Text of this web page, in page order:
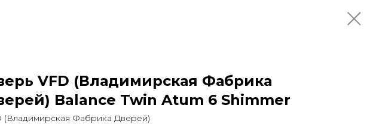
VFD (Владимирская Фабрика
Balance Twin Atum 6 Shimmer
(Владимирская Фабрика Дверей)